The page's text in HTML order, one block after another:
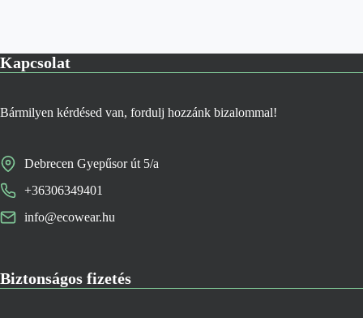
Kapcsolat
Bármilyen kérdésed van, fordulj hozzánk bizalommal!
Debrecen Gyepűsor út 5/a
+36306349401
info@ecowear.hu
Biztonságos fizetés